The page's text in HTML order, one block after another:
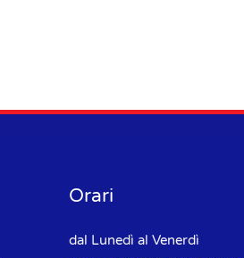
Orari
dal Lunedì al Venerdì